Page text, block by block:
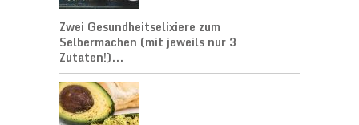
Zwei Gesundheitselixiere zum
Selbermachen (mit jeweils nur 3
Zutaten!)...